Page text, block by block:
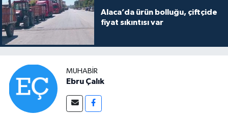
Alaca’da ürün bolluğu, çiftçide
fiyat sıkıntısı var
MUHABIR
Ebru Çalık